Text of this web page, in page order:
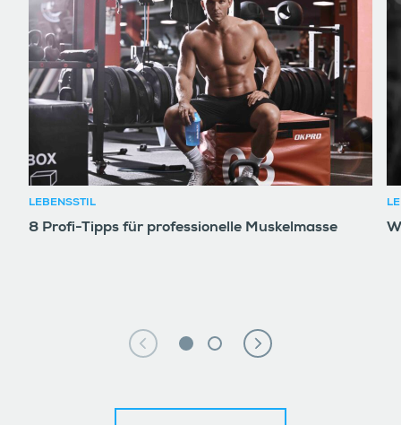
LEBENSSTIL
8 Profi-Tipps für professionelle Muskelmasse